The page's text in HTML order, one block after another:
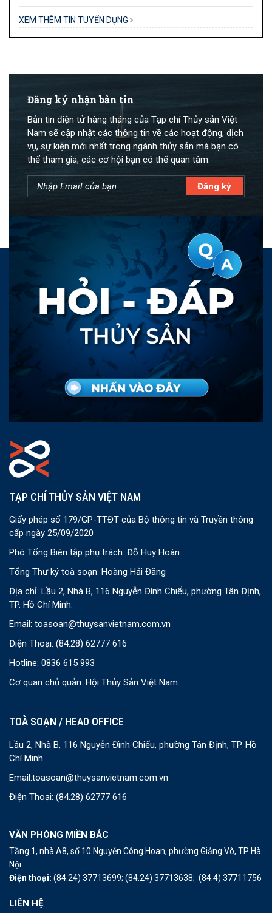
XEM THÊM TIN TUYỂN DỤNG
Đăng ký nhận bản tin
Bản tin điện tử hàng tháng của Tạp chí Thủy sản Việt
Nam sẽ cập nhật các thông tin về các hoạt động, dịch
vụ, sự kiện mới nhất trong ngành thủy sản mà bạn có
thể tham gia, các cơ hội bạn có thể quan tâm.
TẠP CHÍ THỦY SẢN VIỆT NAM
Giấy phép số 179/GP-TTĐT của Bộ thông tin và Truyền thông
cấp ngày 25/09/2020
Phó Tổng Biên tập phụ trách: Đỗ Huy Hoàn
Tổng Thư ký toà soạn: Hoàng Hải Đăng
Địa chỉ: Lầu 2, Nhà B, 116 Nguyễn Đình Chiểu, phường Tân Định,
TP. Hồ Chí Minh.
Email: toasoan@thuysanvietnam.com.vn
Điện Thoại: (84.28) 62777 616
Hotline: 0836 615 993
Cơ quan chủ quản: Hội Thủy Sản Việt Nam
TOÀ SOẠN / HEAD OFFICE
Lầu 2, Nhà B, 116 Nguyễn Đình Chiểu, phường Tân Định, TP. Hồ
Chí Minh.
Email:toasoan@thuysanvietnam.com.vn
Điện Thoại: (84.28) 62777 616
VĂN PHÒNG MIỀN BẮC
Tầng 1, nhà A8, số 10 Nguyễn Công Hoan, phường Giảng Võ, TP Hà
Nội.
Điện thoại: (84.24) 37713699; (84.24) 37713638; (84.4) 37711756
LIÊN HỆ